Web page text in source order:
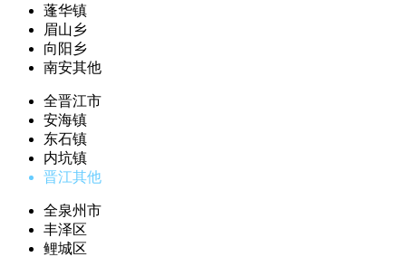
蓬华镇
眉山乡
向阳乡
南安其他
全晋江市
安海镇
东石镇
内坑镇
晋江其他
全泉州市
丰泽区
鲤城区